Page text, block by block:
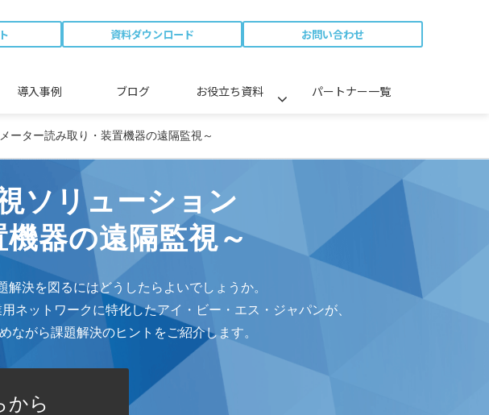
資料ダウンロード お問い合わせ
導入事例 ブログ お役立ち資料 パートナー一覧
ーター読み取り・装置機器の遠隔監視～
ソリューション
器の遠隔監視～
決を図るにはどうしたらよいでしょうか。
ネットワークに特化したアイ・ビー・エス・ジャパンが、
がら課題解決のヒントをご紹介します。
から